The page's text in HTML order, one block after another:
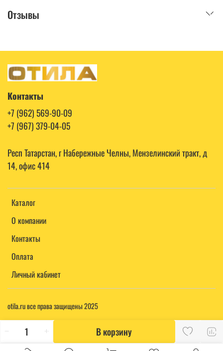
В корзину
Отзывы
Каталог
О компании
Контакты
Оплата
Личный кабинет
Контакты
+7 (962) 569-90-09
+7 (967) 379-04-05
Респ Татарстан, г Набережные Челны, Мензелинский тракт, д
14, офис 414
otila.ru все права защищены 2025